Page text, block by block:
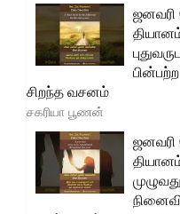
ஜனவரி
தியானம்
சிறந்த வசனம்
சகரியா பூணன்
ஜனவரி